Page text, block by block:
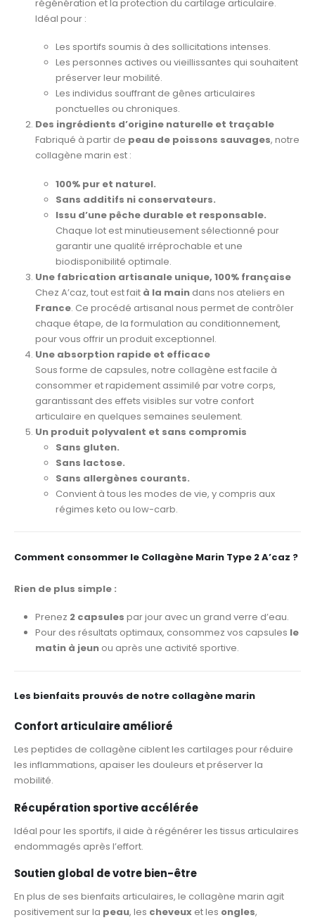
régénération et la protection du cartilage articulaire.
Idéal pour :
Les sportifs soumis à des sollicitations intenses.
Les personnes actives ou vieillissantes qui souhaitent
préserver leur mobilité.
Les individus souffrant de gênes articulaires
ponctuelles ou chroniques.
Des ingrédients d’origine naturelle et traçable
Fabriqué à partir de peau de poissons sauvages, notre
collagène marin est :
100% pur et naturel.
Sans additifs ni conservateurs.
Issu d’une pêche durable et responsable.
Chaque lot est minutieusement sélectionné pour
garantir une qualité irréprochable et une
biodisponibilité optimale.
Une fabrication artisanale unique, 100% française
Chez A’caz, tout est fait à la maindans nos ateliers en
France. Ce procédé artisanal nous permet de contrôler
chaque étape, de la formulation au conditionnement,
pour vous offrir un produit exceptionnel.
Une absorption rapide et efficace
Sous forme de capsules, notre collagène est facile à
consommer et rapidement assimilé par votre corps,
garantissant des effets visibles sur votre confort
articulaire en quelques semaines seulement.
Un produit polyvalent et sans compromis
Sans gluten.
Sans lactose.
Sans allergènes courants.
Convient à tous les modes de vie, y compris aux
régimes keto ou low-carb.
Comment consommer le Collagène Marin Type 2 A’caz ?
Rien de plus simple :
Prenez 2 capsules par jour avec un grand verre d’eau.
Pour des résultats optimaux, consommez vos capsules le
matin à jeunou après une activité sportive.
Les bienfaits prouvés de notre collagène marin
Confort articulaire amélioré
Les peptides de collagène ciblent les cartilages pour réduire
les inflammations, apaiser les douleurs et préserver la
mobilité.
Récupération sportive accélérée
Idéal pour les sportifs, il aide à régénérer les tissus articulaires
endommagés après l’effort.
Soutien global de votre bien-être
En plus de ses bienfaits articulaires, le collagène marin agit
positivement sur la peau, les cheveux et les ongles,